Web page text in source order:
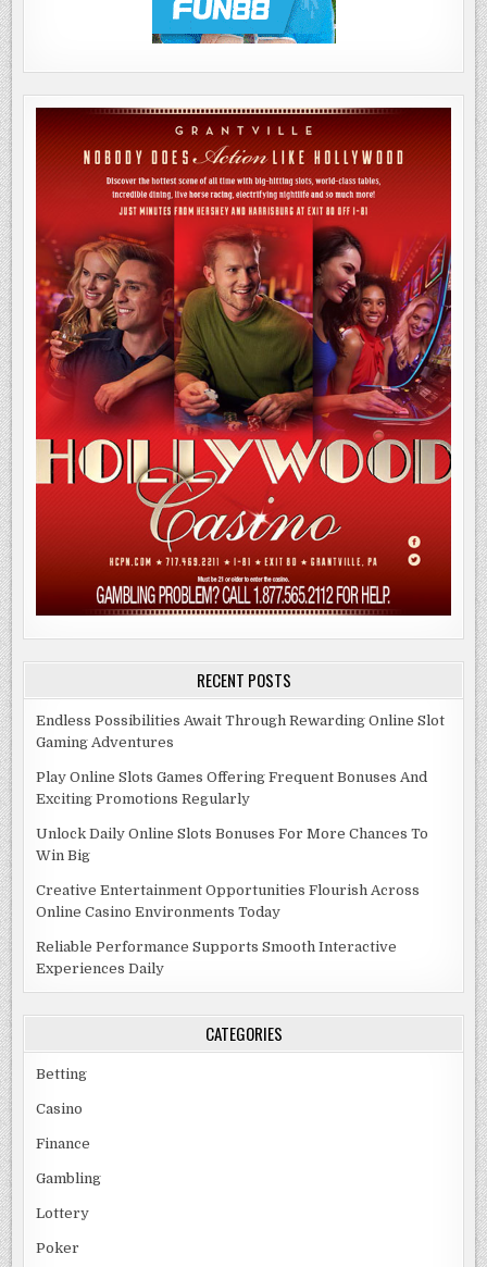
RECENT POSTS
Endless Possibilities Await Through Rewarding Online Slot
Gaming Adventures
Play Online Slots Games Offering Frequent Bonuses And
Exciting Promotions Regularly
Unlock Daily Online Slots Bonuses For More Chances To
Win Big
Creative Entertainment Opportunities Flourish Across
Online Casino Environments Today
Reliable Performance Supports Smooth Interactive
Experiences Daily
CATEGORIES
Betting
Casino
Finance
Gambling
Lottery
Poker